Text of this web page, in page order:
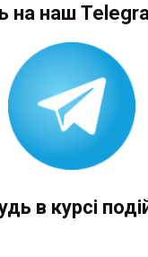
на наш
в курсі